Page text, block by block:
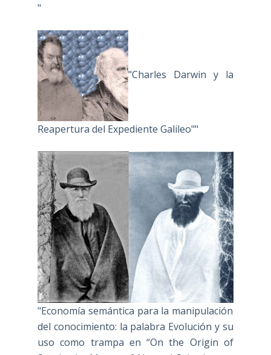
"
"Charles Darwin y la
Reapertura del Expediente Galileo""
"Economía semántica para la manipulación
del conocimiento: la palabra Evolución y su
uso como trampa en “On the Origin of